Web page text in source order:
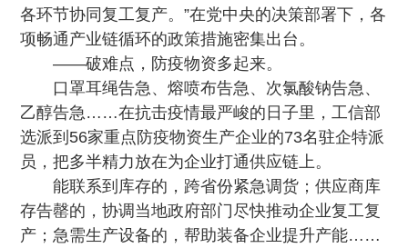
各环节协同复工复产。”在党中央的决策部署下，各
项畅通产业链循环的政策措施密集出台。
——破难点，防疫物资多起来。
口罩耳绳告急、熔喷布告急、次氯酸钠告急、
乙醇告急……在抗击疫情最严峻的日子里，工信部
选派到56家重点防疫物资生产企业的73名驻企特派
员，把多半精力放在为企业打通供应链上。
能联系到库存的，跨省份紧急调货；供应商库
存告罄的，协调当地政府部门尽快推动企业复工复
产；急需生产设备的，帮助装备企业提升产能……